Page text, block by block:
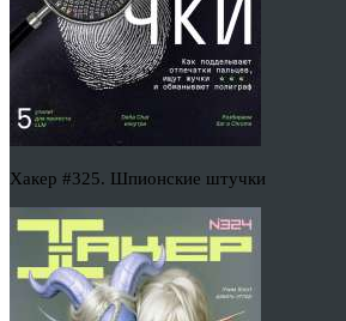
Хакер #325. Шпионские штучки